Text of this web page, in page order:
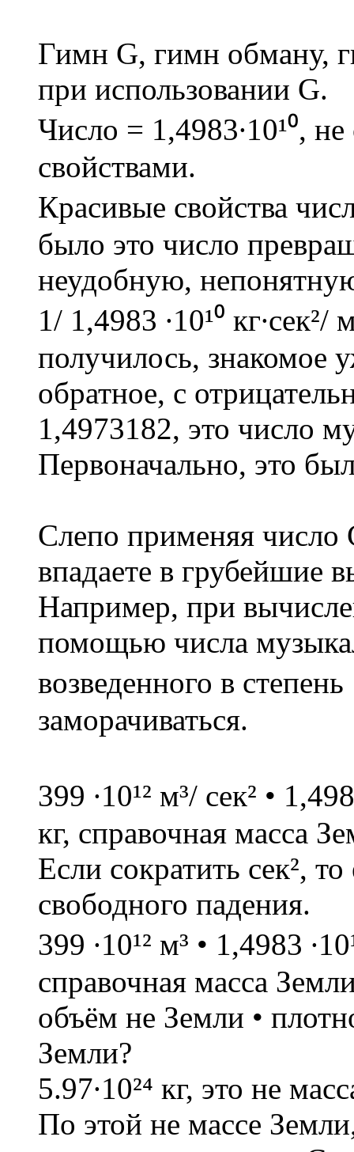
Гимн G, гимн обману,
при использовании G.
Число = 1,4983∙10¹⁰,
свойствами.
Красивые свойства
было это число
неудобную,
1/ 1,4983 ∙10¹⁰ кг∙сек²/
получилось, знакомое
обратное, с
1,4973182, это число
Первоначально, это
Слепо применяя
впадаете в грубейшие
Например, при
помощью числа
возведенного в
заморачиваться.
399 ∙10¹² м³/ сек² •
кг, справочная масса
Если сократить сек²,
свободного падения.
399 ∙10¹² м³ • 1,4983
справочная масса
объём не Земли •
Земли?
5.97∙10²⁴ кг, это не
По этой не массе